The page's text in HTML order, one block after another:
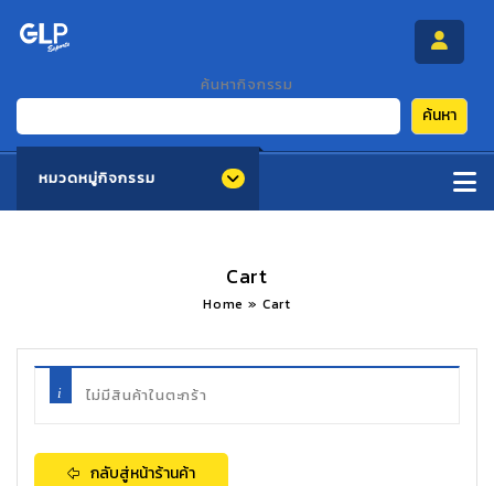
ค้นหากิจกรรม
ค้นหา
หมวดหมู่กิจกรรม
Cart
Home » Cart
ไม่มีสินค้าในตะกร้า
กลับสู่หน้าร้านค้า